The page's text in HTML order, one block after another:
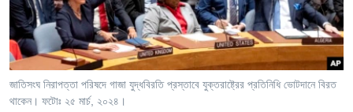
Learning English
FOLLOW US
জাতিসংঘ নিরাপত্তা পরিষদে গাজা যুদ্ধবিরতি প্রস্তাবে যুক্তরাষ্ট্রের প্রতিনিধি ভোটদানে বিরত
থাকেন। ফটোঃ ২৫ মার্চ, ২০২৪।